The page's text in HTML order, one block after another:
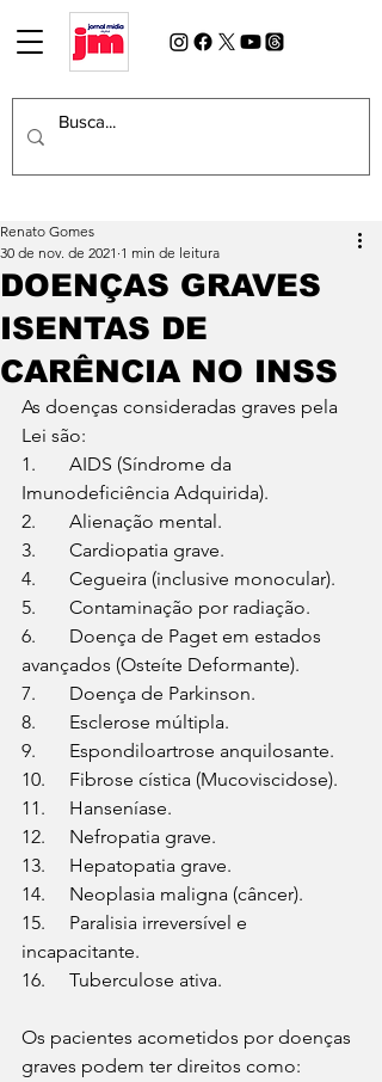
DOENÇAS GRAVES
ISENTAS DE
CARÊNCIA NO INSS
Renato Gomes
30 de nov. de 2021 1 min de leitura
As doenças consideradas graves pela
Lei são:
1.	AIDS (Síndrome da
Imunodeficiência Adquirida).
2.	Alienação mental.
3.	Cardiopatia grave.
4.	Cegueira (inclusive monocular).
5.	Contaminação por radiação.
6.	Doença de Paget em estados
avançados (Osteíte Deformante).
7.	Doença de Parkinson.
8.	Esclerose múltipla.
9.	Espondiloartrose anquilosante.
10.	Fibrose cística (Mucoviscidose).
11.	Hanseníase.
12.	Nefropatia grave.
13.	Hepatopatia grave.
14.	Neoplasia maligna (câncer).
15.	Paralisia irreversível e
incapacitante.
16.	Tuberculose ativa.
Os pacientes acometidos por doenças
graves podem ter direitos como: